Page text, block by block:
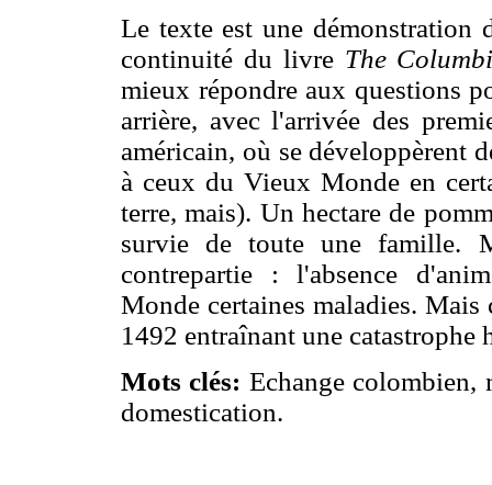
Le texte est une démonstration
continuité du livre The
mieux répondre aux questions
arrière, avec l'arrivée des
américain, où se développèrent
à ceux du Vieux Monde en
terre, mais). Un hectare de
survie de toute une famille.
contrepartie : l'absence
Monde certaines maladies.
1492 entraînant une catastrophe
Mots clés: Echange colombien,
domestication.